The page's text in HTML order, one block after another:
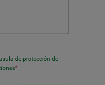
de protección de
*